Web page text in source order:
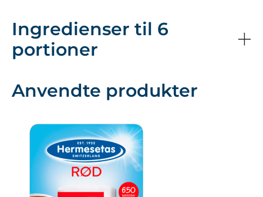
Ingredienser til 6
portioner
Anvendte produkter